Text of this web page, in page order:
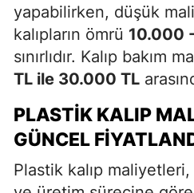
yapabilirken, düşük
kalıpların ömrü 10.000
sınırlıdır. Kalıp bakım
TL ile 30.000 TL
PLASTIK KALIP
GÜNCEL
Plastik kalıp